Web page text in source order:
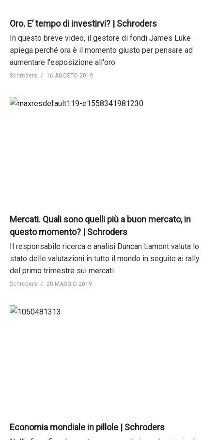
Oro. E’ tempo di investirvi? | Schroders
In questo breve video, il gestore di fondi James Luke
spiega perché ora è il momento giusto per pensare ad
aumentare l'esposizione all'oro.
Schroders 16 AGOSTO 2019
Mercati. Quali sono quelli più a buon mercato, in
questo momento? | Schroders
Il responsabile ricerca e analisi Duncan Lamont valuta lo
stato delle valutazioni in tutto il mondo in seguito ai rally
del primo trimestre sui mercati.
Schroders 20 MAGGIO 2019
Economia mondiale in pillole | Schroders